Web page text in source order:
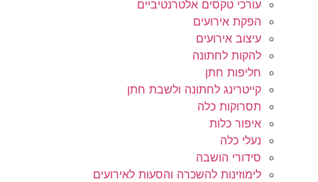
עורכי טקסים אלטרנטיביים
הפקת אירועים
עיצוב אירועים
להקות לחתונה
חליפות חתן
קייטרינג לחתונה ולשבת חתן
תסרוקות כלה
איפור כלות
נעלי כלה
סידורי הושבה
לימוזינות להשכרה והסעות לאירועים